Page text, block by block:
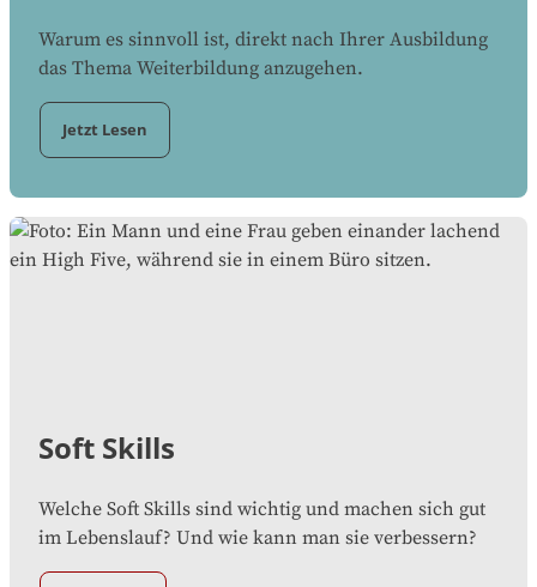
Warum es sinnvoll ist, direkt nach Ihrer Ausbildung
das Thema Weiterbildung anzugehen.
Jetzt Lesen
Soft Skills
Welche Soft Skills sind wichtig und machen sich gut
im Lebenslauf? Und wie kann man sie verbessern?